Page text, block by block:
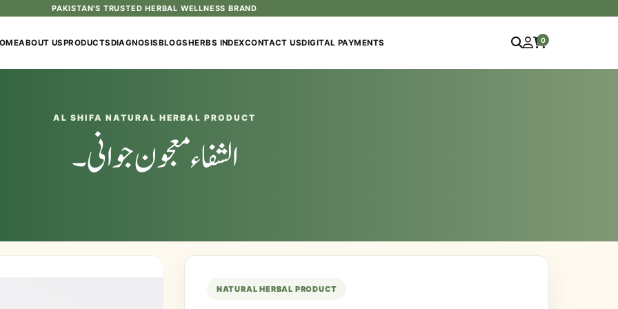
PAKISTAN'S TRUSTED HERBAL WELLNESS BRAND
ABOUT USPRODUCTSDIAGNOSISBLOGSHERBS INDEXCONTACT USDIGITAL PAYMENTS 0
AL SHIFA NATURAL HERBAL PRODUCT
الشفاء معجون جوانی۔
NATURAL HERBAL PRODUCT